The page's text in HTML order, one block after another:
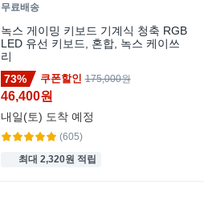
무료배송
녹스 게이밍 키보드 기계식 청축 RGB
LED 유선 키보드, 혼합, 녹스 케이쓰
리
73%
쿠폰할인 175,000원
46,400원
내일(토) 도착 예정
(605)
최대 2,320원 적립